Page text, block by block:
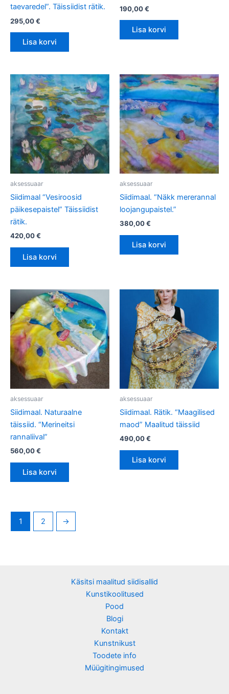
taevaredel”. Täissiidist rätik.
295,00€
Lisa korvi
190,00€
Lisa korvi
aksessuaar
Siidimaal “Vesiroosid
päikesepaistel” Täissiidist
rätik.
420,00€
Lisa korvi
aksessuaar
Siidimaal. “Näkk mererannal
loojangupaistel.”
380,00€
Lisa korvi
aksessuaar
Siidimaal. Naturaalne
täissiid. “Merineitsi
rannaliival”
560,00€
Lisa korvi
aksessuaar
Siidimaal. Rätik. “Maagilised
maod” Maalitud täissiid
490,00€
Lisa korvi
1 2 →
Käsitsi maalitud siidisallid
Kunstikoolitused
Pood
Blogi
Kontakt
Kunstnikust
Toodete info
Müügitingimused